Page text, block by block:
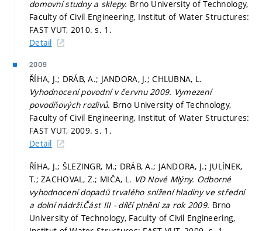
domovní studny a sklepy. Brno University of Technology,
Faculty of Civil Engineering, Institut of Water Structures:
FAST VUT, 2010.s. 1.
Detail
2009
ŘÍHA, J.; DRÁB, A.; JANDORA, J.; CHLUBNA, L.
Vyhodnocení povodní v červnu 2009. Vymezení
povodňových rozlivů. Brno University of Technology,
Faculty of Civil Engineering, Institut of Water Structures:
FAST VUT, 2009.s. 1.
Detail
ŘÍHA, J.; ŠLEZINGR, M.; DRÁB, A.; JANDORA, J.; JULÍNEK,
T.; ZACHOVAL, Z.; MIČA, L. VD Nové Mlýny. Odborné
vyhodnocení dopadů trvalého snížení hladiny ve střední
a dolní nádrži.Část III - dílčí plnění za rok 2009. Brno
University of Technology, Faculty of Civil Engineering,